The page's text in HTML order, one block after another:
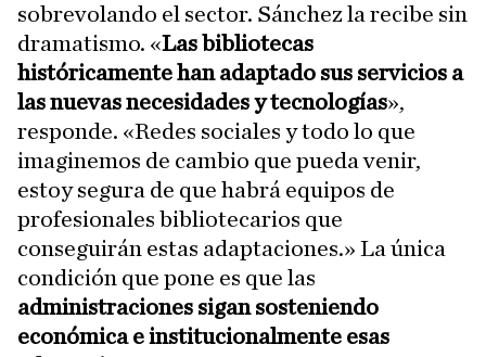
sobrevolando el sector. Sánchez la recibe sin
dramatismo. «Las bibliotecas
históricamente han adaptado sus servicios a
las nuevas necesidades y tecnologías»,
responde. «Redes sociales y todo lo que
imaginemos de cambio que pueda venir,
estoy segura de que habrá equipos de
profesionales bibliotecarios que
conseguirán estas adaptaciones.» La única
condición que pone es que las
administraciones sigan sosteniendo
económica e institucionalmente esas